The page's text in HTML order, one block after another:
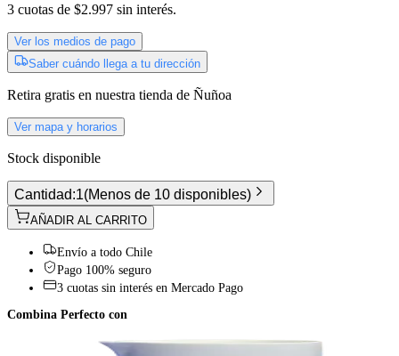
3 cuotas de $2.997 sin interés.
Ver los medios de pago
Saber cuándo llega a tu dirección
Retira gratis en nuestra tienda de Ñuñoa
Ver mapa y horarios
Stock disponible
Cantidad:1(Menos de 10 disponibles)
AÑADIR AL CARRITO
Envío a todo Chile
Pago 100% seguro
3 cuotas sin interés en Mercado Pago
Combina Perfecto con